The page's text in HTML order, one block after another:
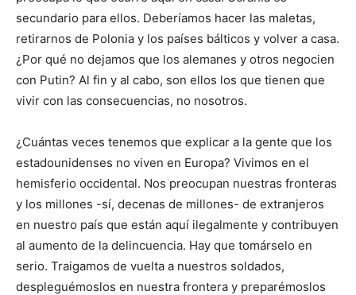
secundario para ellos. Deberíamos hacer las maletas,
retirarnos de Polonia y los países bálticos y volver a casa.
¿Por qué no dejamos que los alemanes y otros negocien
con Putin? Al fin y al cabo, son ellos los que tienen que
vivir con las consecuencias, no nosotros.
¿Cuántas veces tenemos que explicar a la gente que los
estadounidenses no viven en Europa? Vivimos en el
hemisferio occidental. Nos preocupan nuestras fronteras
y los millones -sí, decenas de millones- de extranjeros
en nuestro país que están aquí ilegalmente y contribuyen
al aumento de la delincuencia. Hay que tomárselo en
serio. Traigamos de vuelta a nuestros soldados,
despleguémoslos en nuestra frontera y preparémoslos